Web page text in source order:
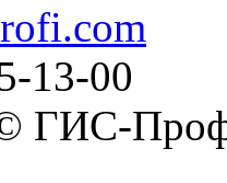
13-00
ГИС-